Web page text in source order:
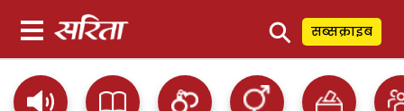
⚲ सब्सक्राइब